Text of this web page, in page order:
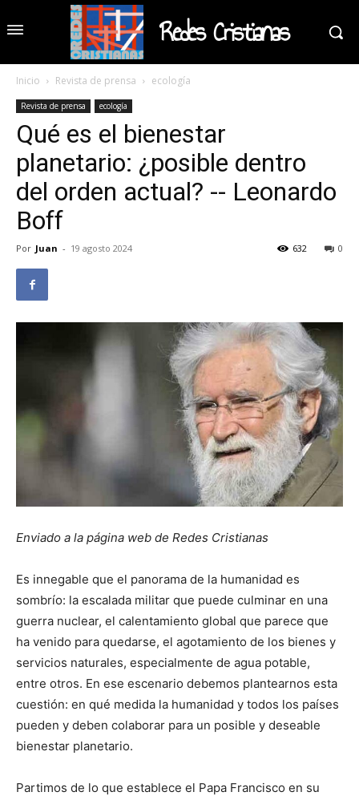
Redes Cristianas
Inicio Revista de prensa ecología
Revista de prensa ecología
Qué es el bienestar
planetario: ¿posible dentro
del orden actual? -- Leonardo
Boff
Por Juan - 19 agosto 2024 0
632
Enviado a la página web de Redes Cristianas
Es innegable que el panorama de la humanidad es
sombrío: la escalada militar que puede culminar en una
guerra nuclear, el calentamiento global que parece que
ha venido para quedarse, el agotamiento de los bienes y
servicios naturales, especialmente de agua potable,
entre otros. En ese escenario debemos plantearnos esta
cuestión: en qué medida la humanidad y todos los países
pueden y deben colaborar para un posible y deseable
bienestar planetario.
Partimos de lo que establece el Papa Francisco en su